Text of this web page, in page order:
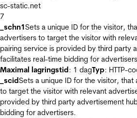
sc-static.net
7
_schn1Sets a unique ID for the visitor,
advertisers to target the visitor with
pairing service is provided by third party
facilitates real-time bidding for
Maximal lagringstid: 1 dagTyp: HTTP-
_scidSets a unique ID for the visitor,
to target the visitor with relevant
provided by third party advertisement
bidding for advertisers.